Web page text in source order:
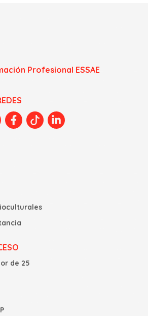
Profesional ESSAE
de 25